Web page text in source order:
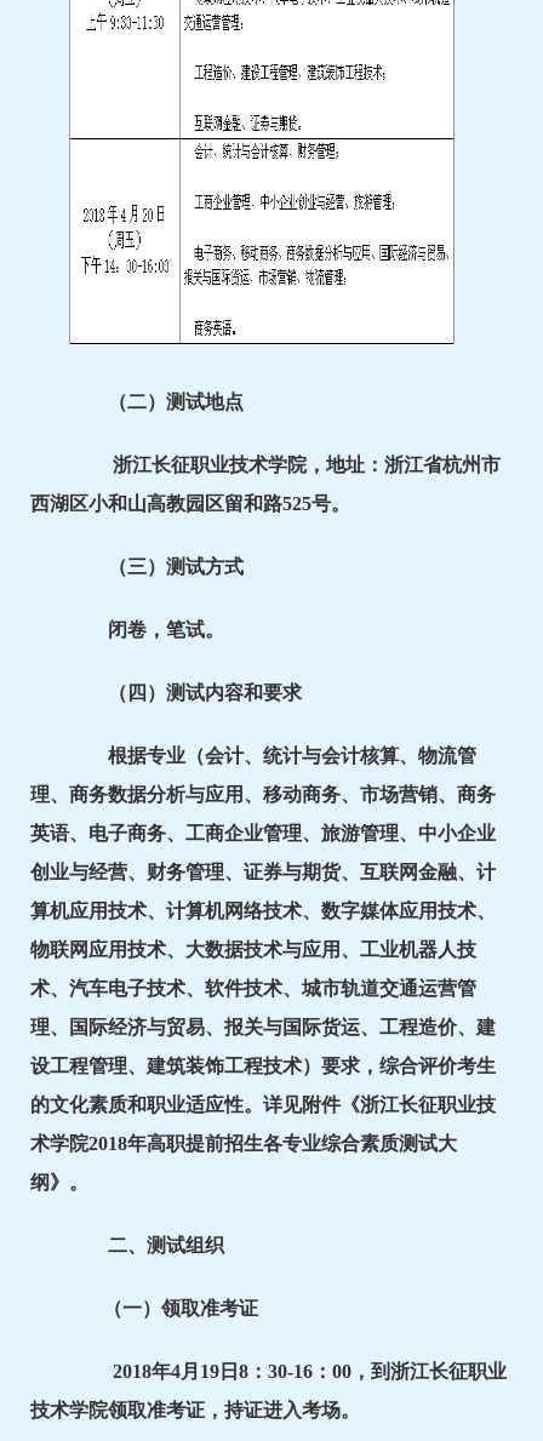
（二）测试地点
浙江长征职业技术学院，地址：浙江省杭州市
西湖区小和山高教园区留和路525号。
（三）测试方式
闭卷，笔试。
（四）测试内容和要求
根据专业（会计、统计与会计核算、物流管
理、商务数据分析与应用、移动商务、市场营销、商务
英语、电子商务、工商企业管理、旅游管理、中小企业
创业与经营、财务管理、证券与期货、互联网金融、计
算机应用技术、计算机网络技术、数字媒体应用技术、
物联网应用技术、大数据技术与应用、工业机器人技
术、汽车电子技术、软件技术、城市轨道交通运营管
理、国际经济与贸易、报关与国际货运、工程造价、建
设工程管理、建筑装饰工程技术）要求，综合评价考生
的文化素质和职业适应性。详见附件《浙江长征职业技
术学院2018年高职提前招生各专业综合素质测试大
纲》。
二、测试组织
（一）领取准考证
2018年4月19日8：30-16：00，到浙江长征职业
技术学院领取准考证，持证进入考场。